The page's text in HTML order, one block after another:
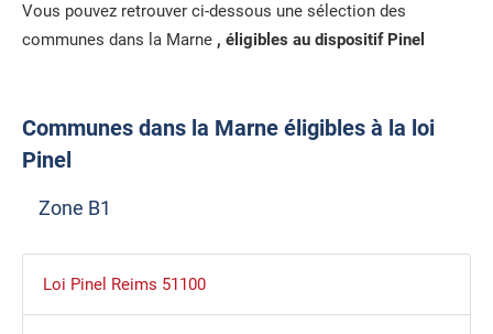
Vous pouvez retrouver ci-dessous une sélection des
communes dans la Marne , éligibles au dispositif Pinel
Communes dans la Marne éligibles à la loi
Pinel
Zone B1
Loi Pinel Reims 51100